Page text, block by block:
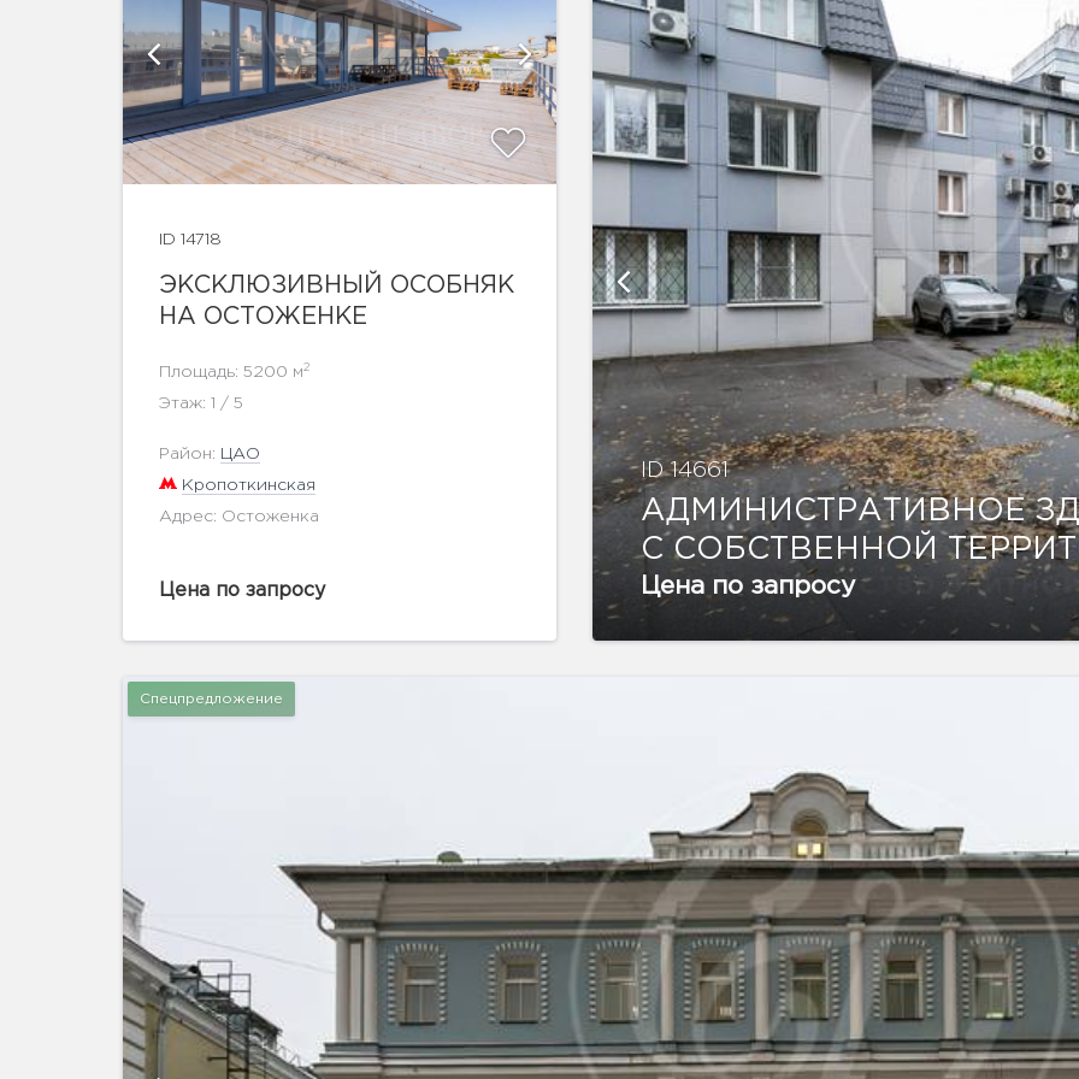
ID 14718
ЭКСКЛЮЗИВНЫЙ ОСОБНЯК
НА ОСТОЖЕНКЕ
Площадь: 5200 м2
Этаж: 1 / 5
Район: ЦАО
Кропоткинская
Адрес: Остоженка
Цена по запросу
показать ещё 7 фотографий
ID 14661
АДМИНИСТРАТИВНОЕ
С СОБСТВЕННОЙ
Цена по запросу
Спецпредложение